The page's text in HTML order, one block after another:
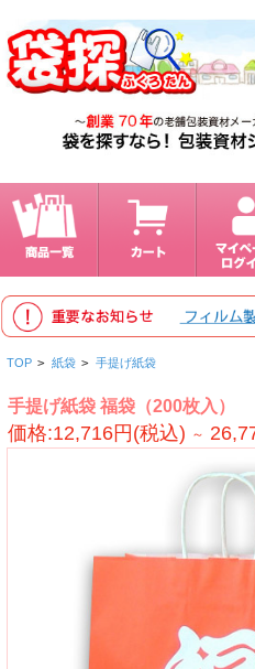
TOP > 紙袋 > 手提げ紙袋
手提げ紙袋 福袋（200枚入）
価格:12,716円(税込) ～